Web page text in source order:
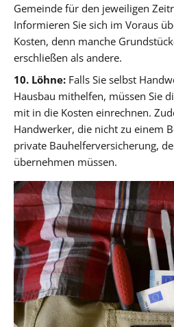
Gemeinde für den jeweiligen
Informieren Sie sich im Voraus
Kosten, denn manche
erschließen als andere.
10. Löhne: Falls Sie selbst
Hausbau mithelfen, müssen Sie
mit in die Kosten einrechnen.
Handwerker, die nicht zu einem
private Bauhelferversicherung,
übernehmen müssen.